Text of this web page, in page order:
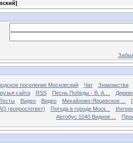
]
поселение Московский Чат
Знакомства
сайта RSS Песнь Победы - В. А....
Тесты Видео Видео Михайлово-Ярцевское ...
(вопрос/ответ) Погода в городе Моск...
Автобус 1040 Видное ...